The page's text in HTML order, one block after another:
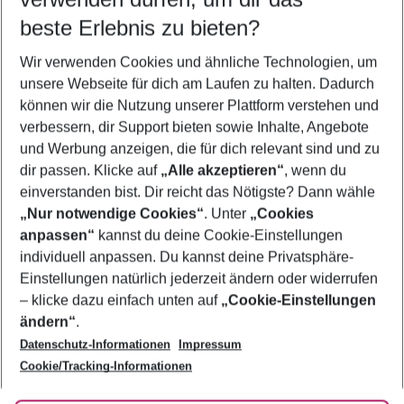
5-8 Nächte
2 Erwachsene Keine Kinder
Mehr Filter anzeigen
Footer
Footer navigation
Über uns
AGB
Bestpreisgarantie
Cookie-Einstellungen ändern
Cookie-Richtlinie
Agenturbetreuung
Barrierefreies Reisen
Folge uns
beste Erlebnis zu bieten?
Wir verwenden Cookies und ähnliche Technologien, um
unsere Webseite für dich am Laufen zu halten. Dadurch
können wir die Nutzung unserer Plattform verstehen und
verbessern, dir Support bieten sowie Inhalte, Angebote
und Werbung anzeigen, die für dich relevant sind und zu
dir passen. Klicke auf „Alle akzeptieren“, wenn du
einverstanden bist. Dir reicht das Nötigste? Dann wähle
„Nur notwendige Cookies“. Unter „Cookies
anpassen“ kannst du deine Cookie-Einstellungen
individuell anpassen. Du kannst deine Privatsphäre-
Einstellungen natürlich jederzeit ändern oder widerrufen
– klicke dazu einfach unten auf „Cookie-Einstellungen
ändern“.
Datenschutz-Informationen
Impressum
Cookie/Tracking-Informationen